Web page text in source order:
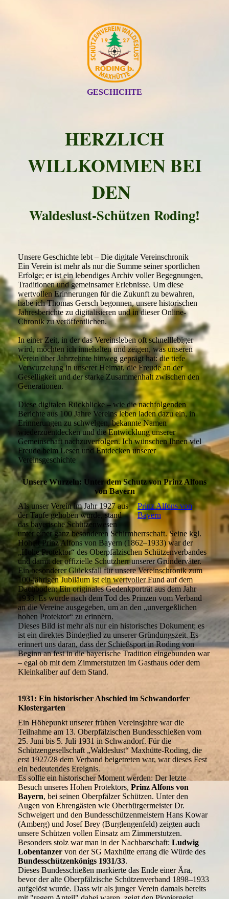
GESCHICHTE
HERZLICH
WILLKOMMEN BEI
DEN
Waldeslust-Schützen Roding!
Unsere Geschichte lebt – Die digitale Vereinschronik
Ein Verein ist mehr als nur die Summe seiner sportlichen
Erfolge; er ist ein lebendiges Archiv voller Begegnungen,
Traditionen und gemeinsamer Erlebnisse. Um diese
wertvollen Erinnerungen für die Zukunft zu bewahren,
habe ich Thomas Gersch begonnen, unsere historischen
Jahresberichte zu digitalisieren und in dieser Online-
Chronik zu veröffentlichen.
In einer Zeit, in der das Vereinsleben oft schnelllebiger
wird, möchten ich innehalten und zeigen, was unseren
Verein über Jahrzehnte hinweg geprägt hat: die tiefe
Verwurzelung in unserer Heimat, die Freude an der
Geselligkeit und der starke Zusammenhalt zwischen den
Generationen.
Diese digitalen Rückblicke – wie die nachfolgenden
Berichte aus 100 Jahre Vereins leben laden dazu ein, in
Erinnerungen zu schwelgen, bekannte Namen
wiederzuentdecken und die Entwicklung unserer
Gemeinschaft nachzuverfolgen. Ich wünschen Ihnen viel
Freude beim Lesen und Entdecken unserer
Vereinsgeschichte
Unsere Wurzeln: Unter dem Schutz von Prinz Alfons
von Bayern
Prinz Alfons von
Bayern
Als unser Verein im Jahr 1927 aus
der Taufe gehoben wurde, stand
das bayerische Schützenwesen
unter einer ganz besonderen Schirmherrschaft. Seine kgl.
Hoheit Prinz Alfons von Bayern (1862–1933) war der
„Hohe Protektor“ des Oberpfälzischen Schützenverbandes
und damit der offizielle Schutzherr unserer Gründerväter.
Ein besonderer Glücksfall für unsere Vereinschronik zum
100-jährigen Jubiläum ist ein wertvoller Fund auf dem
Dachboden: Ein originales Gedenkporträt aus dem Jahr
1933. Es wurde nach dem Tod des Prinzen vom Verband
an die Vereine ausgegeben, um an den „unvergeßlichen
hohen Protektor“ zu erinnern.
Dieses Bild ist mehr als nur ein historisches Dokument; es
ist ein direktes Bindeglied zu unserer Gründungszeit. Es
erinnert uns daran, dass der Schießsport in Roding von
Beginn an fest in die bayerische Tradition eingebunden war
– egal ob mit dem Zimmerstutzen im Gasthaus oder dem
Kleinkaliber auf dem Stand.
1931: Ein historischer Abschied im Schwandorfer
Klostergarten
Ein Höhepunkt unserer frühen Vereinsjahre war die
Teilnahme am 13. Oberpfälzischen Bundesschießen vom
25. Juni bis 5. Juli 1931 in Schwandorf. Für die
Schützengesellschaft „Waldeslust“ Maxhütte-Roding, die
erst 1927/28 dem Verband beigetreten war, war dieses Fest
ein bedeutendes Ereignis.
Es sollte ein historischer Moment werden: Der letzte
Besuch unseres Hohen Protektors, Prinz Alfons von
Bayern, bei seinen Oberpfälzer Schützen. Unter den
Augen von Ehrengästen wie Oberbürgermeister Dr.
Schweigert und den Bundesschützenmeistern Hans Kowar
(Amberg) und Josef Brey (Burglengenfeld) zeigten auch
unsere Schützen vollen Einsatz am Zimmerstutzen.
Besonders stolz war man in der Nachbarschaft: Ludwig
Lobentanzer von der SG Maxhütte errang die Würde des
Bundesschützenkönigs 1931/33.
Dieses Bundesschießen markierte das Ende einer Ära,
bevor der alte Oberpfälzische Schützenverband 1898–1933
aufgelöst wurde. Dass wir als junger Verein damals bereits